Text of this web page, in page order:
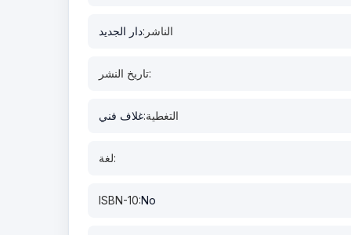
الناشر:دار الجديد
تاريخ النشر:
التغطية:غلاف فني
لغة:
ISBN-10:No